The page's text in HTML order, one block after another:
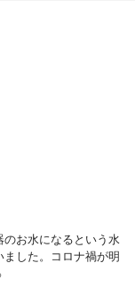
お水になるという水
した。コロナ禍が明